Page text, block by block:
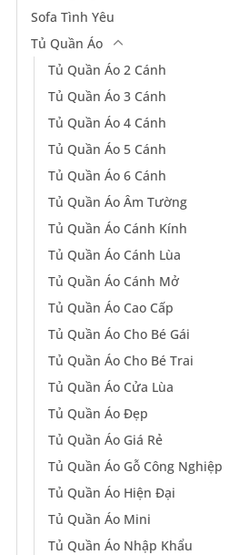
Sofa Tình Yêu
Tủ Quần Áo
Tủ Quần Áo 2 Cánh
Tủ Quần Áo 3 Cánh
Tủ Quần Áo 4 Cánh
Tủ Quần Áo 5 Cánh
Tủ Quần Áo 6 Cánh
Tủ Quần Áo Âm Tường
Tủ Quần Áo Cánh Kính
Tủ Quần Áo Cánh Lùa
Tủ Quần Áo Cánh Mở
Tủ Quần Áo Cao Cấp
Tủ Quần Áo Cho Bé Gái
Tủ Quần Áo Cho Bé Trai
Tủ Quần Áo Cửa Lùa
Tủ Quần Áo Đẹp
Tủ Quần Áo Giá Rẻ
Tủ Quần Áo Gỗ Công Nghiệp
Tủ Quần Áo Hiện Đại
Tủ Quần Áo Mini
Tủ Quần Áo Nhập Khẩu